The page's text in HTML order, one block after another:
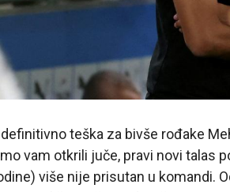
teška za bivše rođake
vam otkrili juče, pravi novi talas
više nije prisutan u komandi.